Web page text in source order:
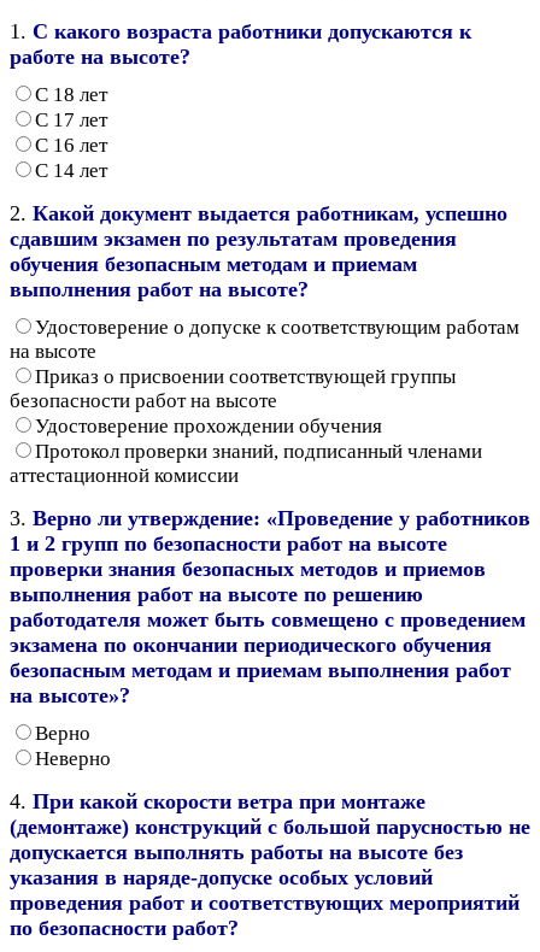
1. С какого возраста работники допускаются к
работе на высоте?
С 18 лет
С 17 лет
С 16 лет
С 14 лет
2. Какой документ выдается работникам, успешно
сдавшим экзамен по результатам проведения
обучения безопасным методам и приемам
выполнения работ на высоте?
Удостоверение о допуске к соответствующим работам
на высоте
Приказ о присвоении соответствующей группы
безопасности работ на высоте
Удостоверение прохождении обучения
Протокол проверки знаний, подписанный членами
аттестационной комиссии
3. Верно ли утверждение: «Проведение у работников
1 и 2 групп по безопасности работ на высоте
проверки знания безопасных методов и приемов
выполнения работ на высоте по решению
работодателя может быть совмещено с проведением
экзамена по окончании периодического обучения
безопасным методам и приемам выполнения работ
на высоте»?
Верно
Неверно
4. При какой скорости ветра при монтаже
(демонтаже) конструкций с большой парусностью не
допускается выполнять работы на высоте без
указания в наряде-допуске особых условий
проведения работ и соответствующих мероприятий
по безопасности работ?